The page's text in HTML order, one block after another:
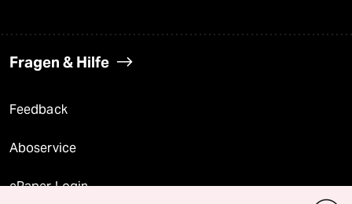
Fragen & Hilfe
Feedback
Aboservice
ePaper Login